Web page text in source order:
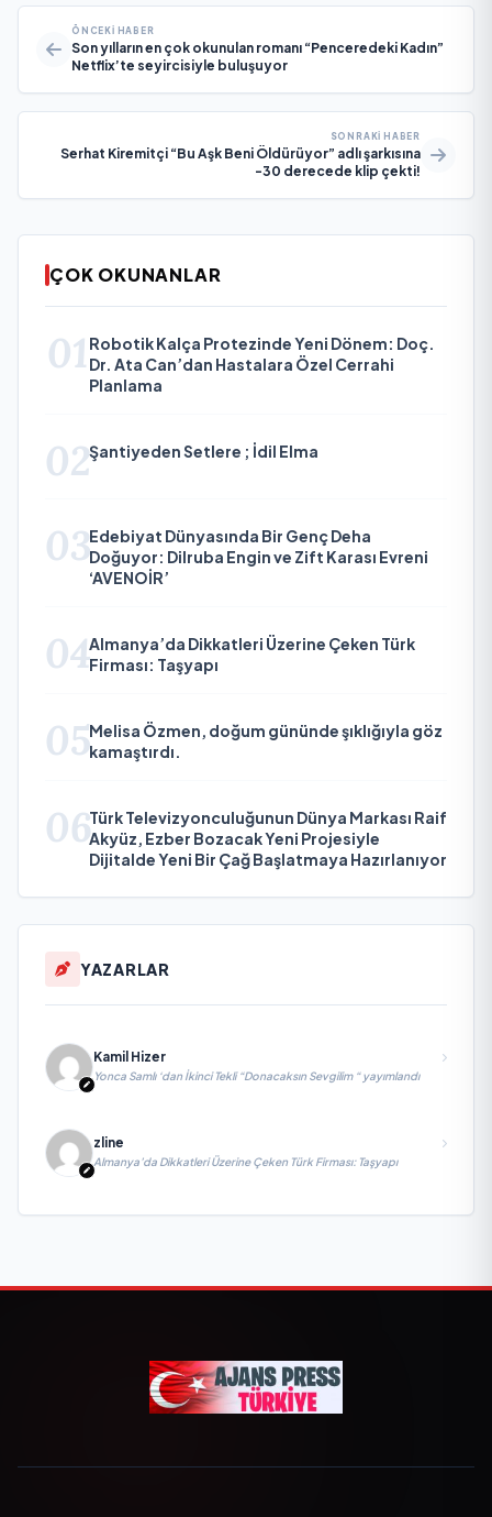
ÖNCEKI HABER
Son yılların en çok okunulan romanı “Penceredeki Kadın”
Netflix’te seyircisiyle buluşuyor
SONRAKI HABER
Serhat Kiremitçi “Bu Aşk Beni Öldürüyor” adlı şarkısına
-30 derecede klip çekti!
ÇOK OKUNANLAR
01 Robotik Kalça Protezinde Yeni Dönem: Doç.
Dr. Ata Can’dan Hastalara Özel Cerrahi
Planlama
02Şantiyeden Setlere ; İdil Elma
03Edebiyat Dünyasında Bir Genç Deha
Doğuyor: Dilruba Engin ve Zift Karası Evreni
‘AVENOİR’
04Almanya’da Dikkatleri Üzerine Çeken Türk
Firması: Taşyapı
05Melisa Özmen, doğum gününde şıklığıyla göz
kamaştırdı.
06Türk Televizyonculuğunun Dünya Markası Raif
Akyüz, Ezber Bozacak Yeni Projesiyle
Dijitalde Yeni Bir Çağ Başlatmaya Hazırlanıyor
YAZARLAR
Kamil Hizer
Yonca Samlı ‘dan İkinci Tekli “Donacaksın Sevgilim “ yayımlandı
zline
Almanya’da Dikkatleri Üzerine Çeken Türk Firması: Taşyapı